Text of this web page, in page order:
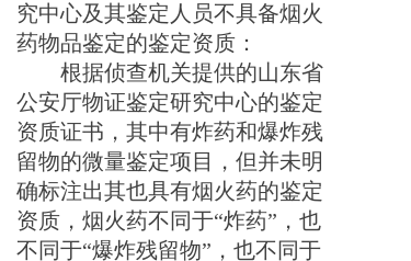
究中心及其鉴定人员不具备烟火
药物品鉴定的鉴定资质：
根据侦查机关提供的山东省
公安厅物证鉴定研究中心的鉴定
资质证书，其中有炸药和爆炸残
留物的微量鉴定项目，但并未明
确标注出其也具有烟火药的鉴定
资质，烟火药不同于“炸药”，也
不同于“爆炸残留物”，也不同于